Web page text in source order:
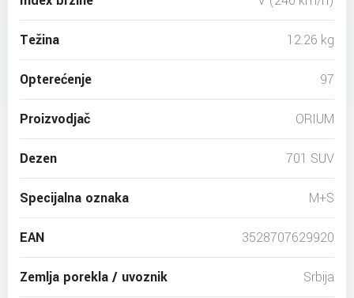
Težina 12.26 kg
Opterećenje 97
Proizvodjač ORIUM
Dezen 701 SUV
Specijalna oznaka M+S
EAN 3528707629920
Zemlja porekla / uvoznik Srbija